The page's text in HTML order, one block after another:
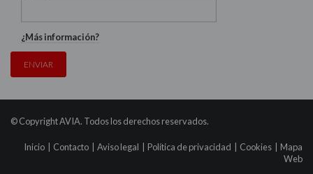
¿Más información?
ENVIAR
© Copyright AVIA. Todos los derechos reservados.
Inicio Contacto Aviso legal Política de privacidad Cookies
Mapa
Web